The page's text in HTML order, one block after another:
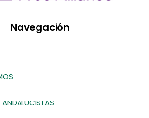
Navegación
ANDALUCISTAS